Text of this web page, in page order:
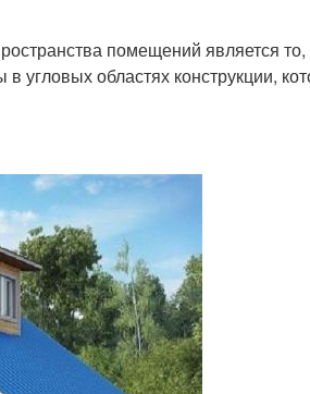
помещений является то,
угловых областях конструкции,